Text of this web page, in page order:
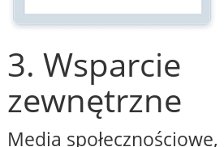
3. Wsparcie
zewnętrzne
Media